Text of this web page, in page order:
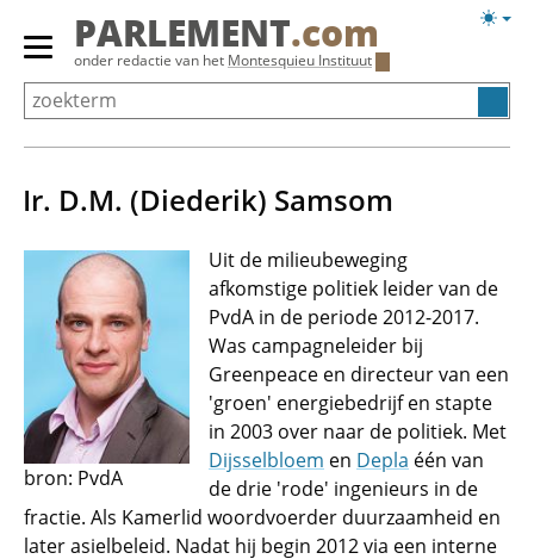
Overslaan
Primair
menu
tonen/verbergen
PARLEMENT.com
onder redactie van het Montesquieu Instituut
Ir. D.M. (Diederik) Samsom
bron: PvdA
Uit de milieubeweging
afkomstige politiek leider van de
PvdA in de periode 2012-2017.
Was campagneleider bij
Greenpeace en directeur van een
'groen' energiebedrijf en stapte
in 2003 over naar de politiek. Met
Dijsselbloem en Depla één van
de drie 'rode' ingenieurs in de
fractie. Als Kamerlid woordvoerder duurzaamheid en
later asielbeleid. Nadat hij begin 2012 via een interne